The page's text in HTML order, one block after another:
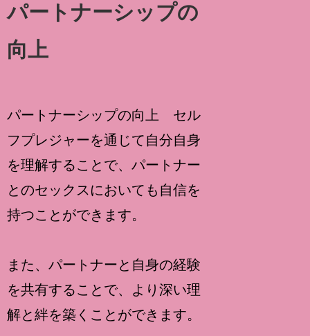
パートナーシップの
向上
パートナーシップの向上 セル
フプレジャーを通じて自分自身
を理解することで、パートナー
とのセックスにおいても自信を
持つことができます。
また、パートナーと自身の経験
を共有することで、より深い理
解と絆を築くことができます。